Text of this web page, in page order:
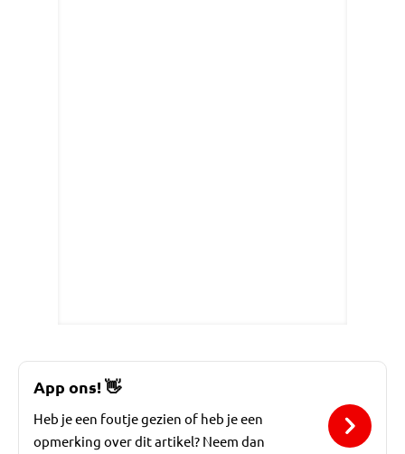
App ons!👋
Heb je een foutje gezien of heb je een
opmerking over dit artikel? Neem dan